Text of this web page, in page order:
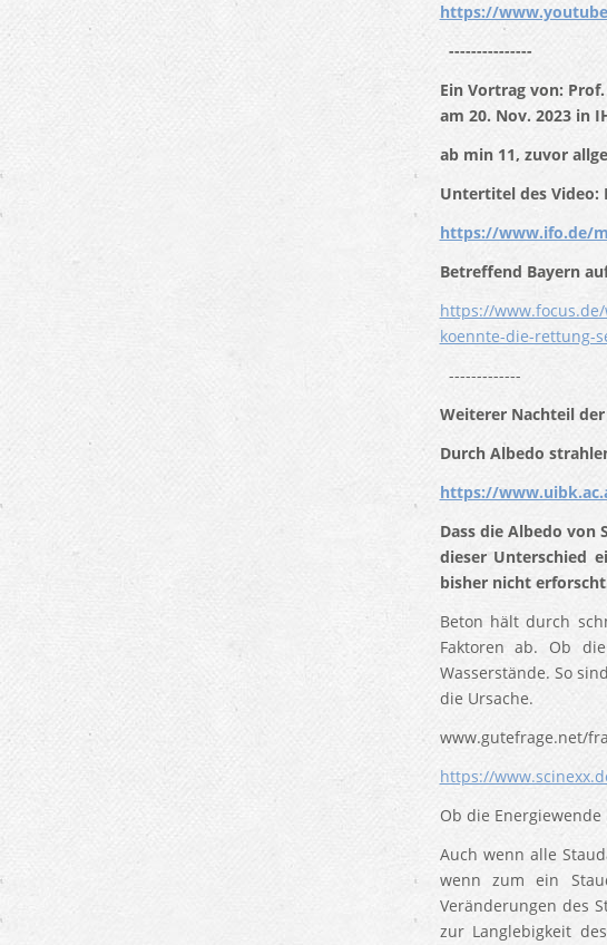
https://
---------------
Ein Vortrag von:
am 20. Nov. 2023 in
ab min 11, zuvor
Untertitel des Video:
https://www.ifo.de/
Betreffend Bayern
https://
koennte-die-rettung-
-------------
Weiterer Nachteil
Durch Albedo
https://
Dass die Albedo von
dieser Unterschied
bisher nicht
Beton hält durch
Faktoren ab. Ob
Wasserstände. So
die Ursache.
www.gutefrage.net/
https://
Ob die
Auch wenn alle
wenn zum ein
Veränderungen des
zur Langlebigkeit